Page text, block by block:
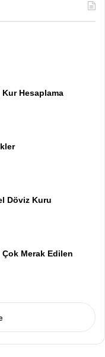
Hesaplama
Döviz Kuru
Merak Edilen